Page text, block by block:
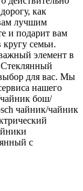
как
лучшим
и подарит вам
семьи.
элемент в
для вас. Мы
нашего
бош/
чайник/чайник
с